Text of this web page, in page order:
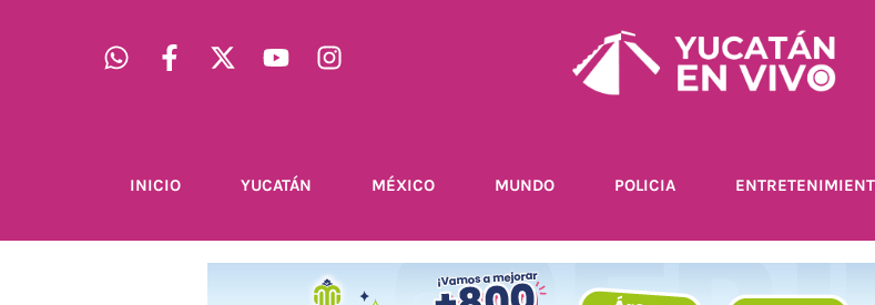
INICIO YUCATÁN MÉXICO MUNDO POLICIA